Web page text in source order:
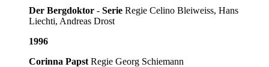
Der Bergdoktor - Serie Regie Celino Bleiweiss, Hans
Liechti, Andreas Drost
1996
Corinna Papst Regie Georg Schiemann